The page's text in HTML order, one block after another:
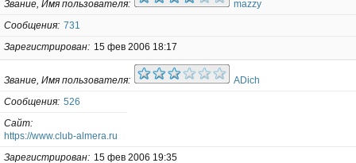
Звание, Имя пользователя
mazzy
Сообщения 731
Зарегистрирован
15 фев 2006 18:17
Звание, Имя пользователя
ADich
Сообщения 526
Сайт
https://www.club-almera.ru
Зарегистрирован
15 фев 2006 19:35